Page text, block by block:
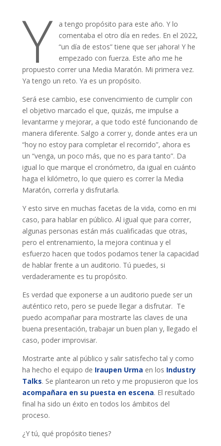
Y
a tengo propósito para este año. Y lo
comentaba el otro día en redes. En el 2022,
“un día de estos” tiene que ser ¡ahora! Y he
empezado con fuerza. Este año me he
propuesto correr una Media Maratón. Mi primera vez.
Ya tengo un reto. Ya es un propósito.
Será ese cambio, ese convencimiento de cumplir con
el objetivo marcado el que, quizás, me impulse a
levantarme y mejorar, a que todo esté funcionando de
manera diferente. Salgo a correr y, donde antes era un
“hoy no estoy para completar el recorrido”, ahora es
un “venga, un poco más, que no es para tanto”. Da
igual lo que marque el cronómetro, da igual en cuánto
haga el kilómetro, lo que quiero es correr la Media
Maratón, correrla y disfrutarla.
Y esto sirve en muchas facetas de la vida, como en mi
caso, para hablar en público. Al igual que para correr,
algunas personas están más cualificadas que otras,
pero el entrenamiento, la mejora continua y el
esfuerzo hacen que todos podamos tener la capacidad
de hablar frente a un auditorio. Tú puedes, si
verdaderamente es tu propósito.
Es verdad que exponerse a un auditorio puede ser un
auténtico reto, pero se puede llegar a disfrutar. Te
puedo acompañar para mostrarte las claves de una
buena presentación, trabajar un buen plan y, llegado el
caso, poder improvisar.
Mostrarte ante al público y salir satisfecho tal y como
ha hecho el equipo de Iraupen Urma en los Industry
Talks. Se plantearon un reto y me propusieron que los
acompañara en su puesta en escena. El resultado
final ha sido un éxito en todos los ámbitos del
proceso.
¿Y tú, qué propósito tienes?